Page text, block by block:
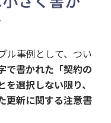
ル事例として、つい
で書かれた「契約の
選択しない限り、
更新に関する注意書